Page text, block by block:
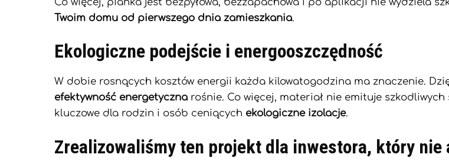
Twoim domu od pierwszego dnia zamieszkania.
Ekologiczne podejście i energooszczędność
W dobie rosnących kosztów energii każda kilowatogodzina ma znaczenie.
efektywność energetyczna rośnie. Co więcej, materiał nie emituje
kluczowe dla rodzin i osób ceniących ekologiczne izolacje.
Zrealizowaliśmy ten projekt dla inwestora, który